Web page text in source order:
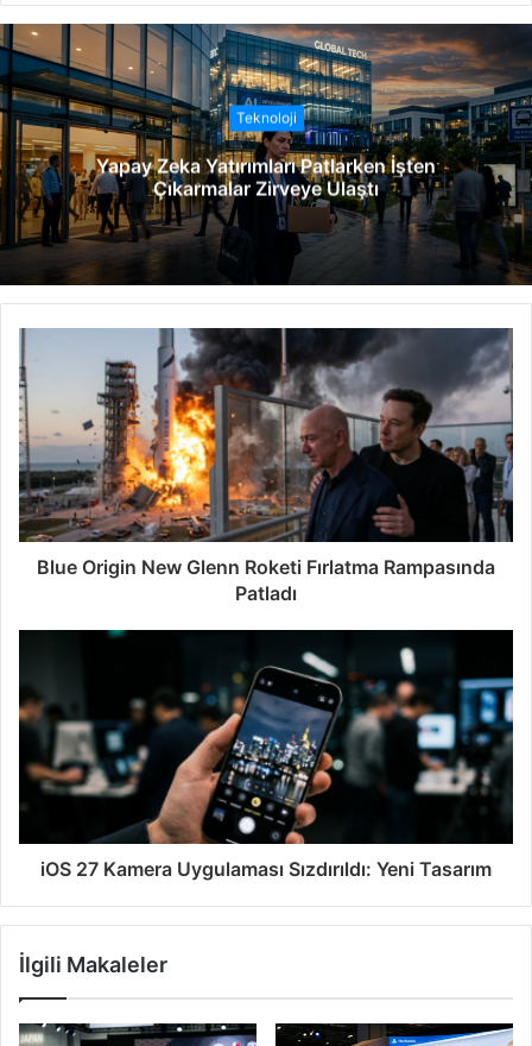
b
s
i
t
e
s
i
Teknoloji
Yapay Zeka Yatırımları Patlarken İşten
Çıkarmalar Zirveye Ulaştı
Blue Origin New Glenn Roketi Fırlatma Rampasında
Patladı
iOS 27 Kamera Uygulaması Sızdırıldı: Yeni Tasarım
İlgili Makaleler